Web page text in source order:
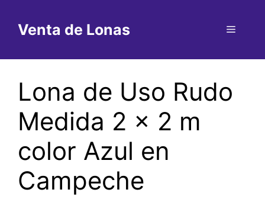
contenido
Venta de Lonas Menú
Lona de Uso Rudo
Medida 2 x 2 m
color Azul en
Campeche